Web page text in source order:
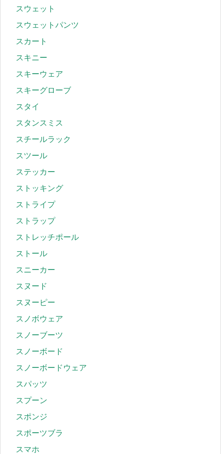
スウェット
スウェットパンツ
スカート
スキニー
スキーウェア
スキーグローブ
スタイ
スタンスミス
スチールラック
スツール
ステッカー
ストッキング
ストライプ
ストラップ
ストレッチポール
ストール
スニーカー
スヌード
スヌーピー
スノボウェア
スノーブーツ
スノーボード
スノーボードウェア
スパッツ
スプーン
スポンジ
スポーツブラ
スマホ